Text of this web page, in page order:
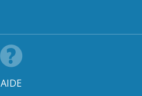
AIDE